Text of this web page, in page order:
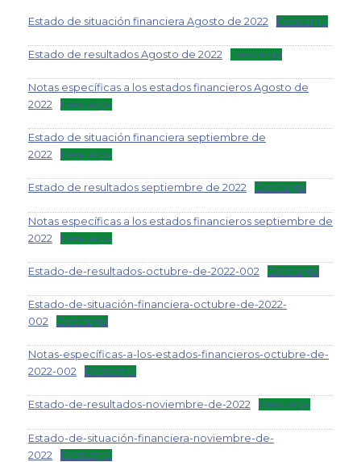
Estado de situación financiera Agosto de 2022 Descarga
Estado de resultados Agosto de 2022 Descarga
Notas específicas a los estados financieros Agosto de
2022
Descarga
Estado de situación financiera septiembre de
2022
Descarga
Estado de resultados septiembre de 2022 Descarga
Notas específicas a los estados financieros septiembre de
2022
Descarga
Estado-de-resultados-octubre-de-2022-002 Descarga
Estado-de-situación-financiera-octubre-de-2022-
002
Descarga
Notas-específicas-a-los-estados-financieros-octubre-de-
2022-002
Descarga
Estado-de-resultados-noviembre-de-2022 Descarga
Estado-de-situación-financiera-noviembre-de-
2022
Descarga